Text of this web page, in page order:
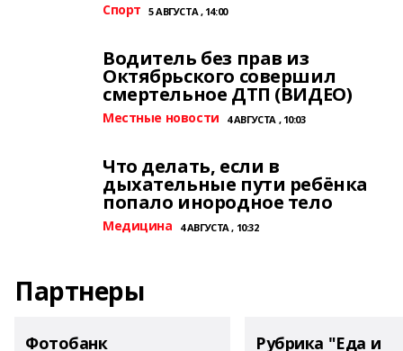
Спорт 5 АВГУСТА , 14:00
Водитель без прав из
Октябрьского совершил
смертельное ДТП (ВИДЕО)
Местные новости 4 АВГУСТА , 10:03
Что делать, если в
дыхательные пути ребёнка
попало инородное тело
Медицина 4 АВГУСТА , 10:32
Партнеры
Фотобанк Рубрика "Еда и